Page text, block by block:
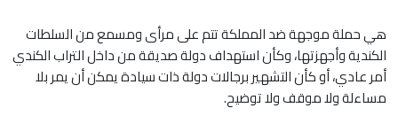
هي حملة موجهة ضد المملكة تتم على مرأى ومسمع من السلطات
الكندية وأجهزتها، وكأن استهداف دولة صديقة من داخل ‏التراب الكندي
أمر عادي، أو كأن التشهير برجالات دولة ذات سيادة يمكن أن يمر بلا
مساءلة ولا موقف ولا توضيح.‏